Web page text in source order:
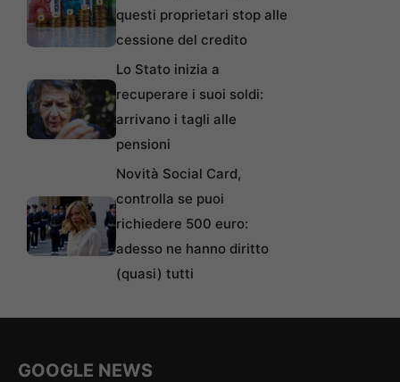
questi proprietari stop alle
cessione del credito
Lo Stato inizia a
recuperare i suoi soldi:
arrivano i tagli alle
pensioni
Novità Social Card,
controlla se puoi
richiedere 500 euro:
adesso ne hanno diritto
(quasi) tutti
GOOGLE NEWS